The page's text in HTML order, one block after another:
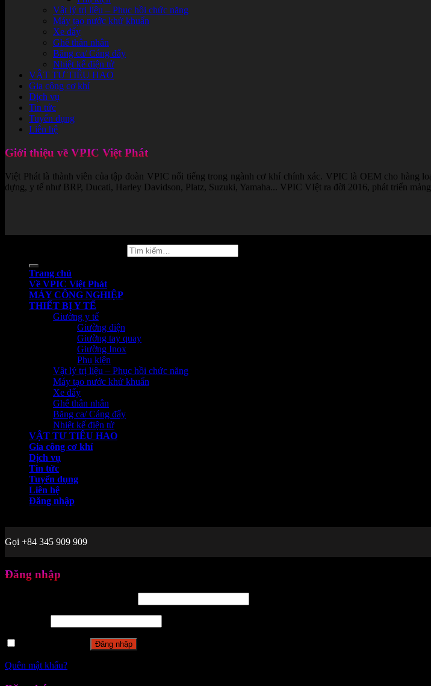
Vật lý trị liệu – Phục hồi chức năng
Máy tạo nước khử khuẩn
Xe đẩy
Ghế thân nhân
Băng ca/ Cáng đẩy
Nhiệt kế điện tử
VẬT TƯ TIÊU HAO
Gia công cơ khí
Dịch vụ
Tin tức
Tuyển dụng
Liên hệ
Giới thiệu về VPIC Việt Phát
Việt Phát là thành viên của tập đoàn VPIC nổi tiếng trong ngành cơ khí chính xác. VPIC là OEM cho hàng
dựng, y tế như BRP, Ducati, Harley Davidson, Platz, Suzuki, Yamaha... VPIC VIệt ra đời 2016, phát triển
Tìm
kiếm:
Trang chủ
Về VPIC Việt Phát
MÁY CÔNG NGHIỆP
THIẾT BỊ Y TẾ
Giường y tế
Giường điện
Giường tay quay
Giường Inox
Phụ kiện
Vật lý trị liệu – Phục hồi chức năng
Máy tạo nước khử khuẩn
Xe đẩy
Ghế thân nhân
Băng ca/ Cáng đẩy
Nhiệt kế điện tử
VẬT TƯ TIÊU HAO
Gia công cơ khí
Dịch vụ
Tin tức
Tuyển dụng
Liên hệ
Đăng nhập
Gọi +84 345 909 909
Đăng nhập
Đăng nhập
Quên mật khẩu?